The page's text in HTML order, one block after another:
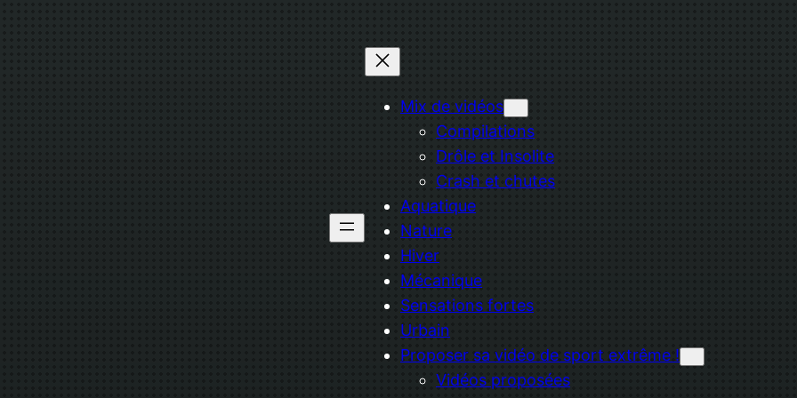
Mix de vidéos
Compilations
Drôle et Insolite
Crash et chutes
Aquatique
Nature
Hiver
Mécanique
Sensations fortes
Urbain
Proposer sa vidéo de sport extrême !
Vidéos proposées